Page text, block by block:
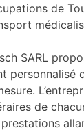
de
SARL
personnalisé
de